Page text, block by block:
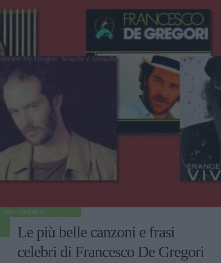
SPETTACOLO
Le più belle canzoni e frasi
celebri di Francesco De Gregori